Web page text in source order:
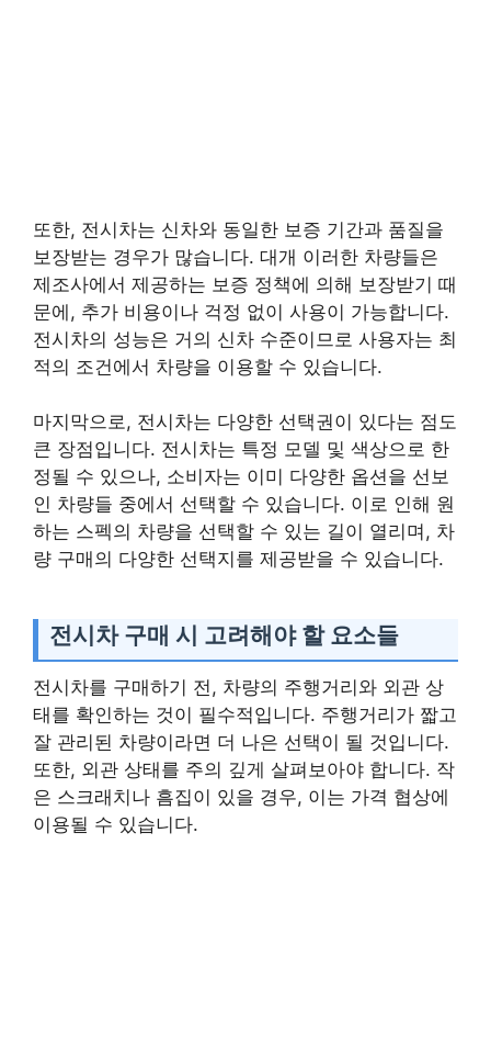
또한, 전시차는 신차와 동일한 보증 기간과 품질을
보장받는 경우가 많습니다. 대개 이러한 차량들은
제조사에서 제공하는 보증 정책에 의해 보장받기 때
문에, 추가 비용이나 걱정 없이 사용이 가능합니다.
전시차의 성능은 거의 신차 수준이므로 사용자는 최
적의 조건에서 차량을 이용할 수 있습니다.
마지막으로, 전시차는 다양한 선택권이 있다는 점도
큰 장점입니다. 전시차는 특정 모델 및 색상으로 한
정될 수 있으나, 소비자는 이미 다양한 옵션을 선보
인 차량들 중에서 선택할 수 있습니다. 이로 인해 원
하는 스펙의 차량을 선택할 수 있는 길이 열리며, 차
량 구매의 다양한 선택지를 제공받을 수 있습니다.
전시차 구매 시 고려해야 할 요소들
전시차를 구매하기 전, 차량의 주행거리와 외관 상
태를 확인하는 것이 필수적입니다. 주행거리가 짧고
잘 관리된 차량이라면 더 나은 선택이 될 것입니다.
또한, 외관 상태를 주의 깊게 살펴보아야 합니다. 작
은 스크래치나 흠집이 있을 경우, 이는 가격 협상에
이용될 수 있습니다.